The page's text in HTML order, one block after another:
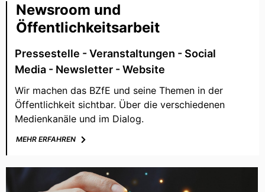
Newsroom und
Öffentlichkeitsarbeit
Pressestelle - Veranstaltungen - Social
Media - Newsletter - Website
Wir machen das BZfE und seine Themen in der
Öffentlichkeit sichtbar. Über die verschiedenen
Medienkanäle und im Dialog.
MEHR ERFAHREN